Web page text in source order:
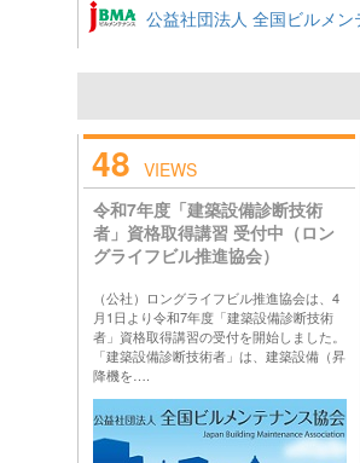
公益社団法人 全国ビルメン
48 VIEWS
令和7年度「建築設備診断技術
者」資格取得講習 受付中（ロン
グライフビル推進協会）
（公社）ロングライフビル推進協会は、4
月1日より令和7年度「建築設備診断技術
者」資格取得講習の受付を開始しました。
「建築設備診断技術者」は、建築設備（昇
降機を….
格取得講習 受付中（ロングライフビル推
進協会） は 公益社団法人 全国ビルメンテ
ナンス協会 に最初に表示されました。